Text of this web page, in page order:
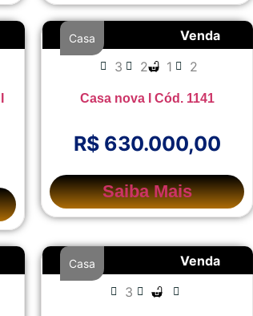
Venda
Casa
3 2 1 2
Casa nova I Cód. 1141
R$ 630.000,00
Saiba Mais
Venda
Casa
3